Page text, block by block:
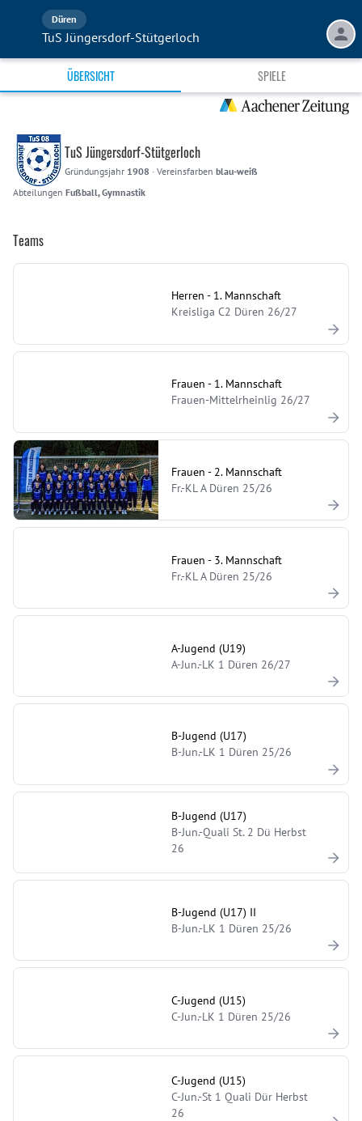
Düren
TuS Jüngersdorf-Stütgerloch
ÜBERSICHT SPIELE
TuS Jüngersdorf-Stütgerloch
Gründungsjahr 1908 · Vereinsfarben blau-weiß
Abteilungen Fußball, Gymnastik
Teams
Herren - 1. Mannschaft
Kreisliga C2 Düren 26/27
Frauen - 1. Mannschaft
Frauen-Mittelrheinlig 26/27
Frauen - 2. Mannschaft
Fr.-KL A Düren 25/26
Frauen - 3. Mannschaft
Fr.-KL A Düren 25/26
A-Jugend (U19)
A-Jun.-LK 1 Düren 26/27
B-Jugend (U17)
B-Jun.-LK 1 Düren 25/26
B-Jugend (U17)
B-Jun.-Quali St. 2 Dü Herbst
26
B-Jugend (U17) II
B-Jun.-LK 1 Düren 25/26
C-Jugend (U15)
C-Jun.-LK 1 Düren 25/26
C-Jugend (U15)
C-Jun.-St 1 Quali Dür Herbst
26